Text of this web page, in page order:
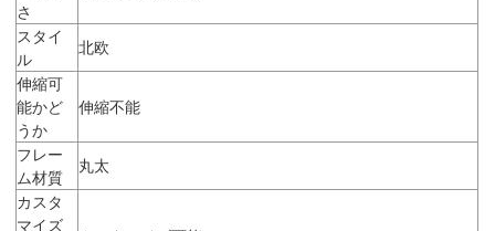
さ
スタイ
ル
北欧
伸縮可
能かど
うか
伸縮不能
フレー
ム材質
丸太
カスタ
マイズ